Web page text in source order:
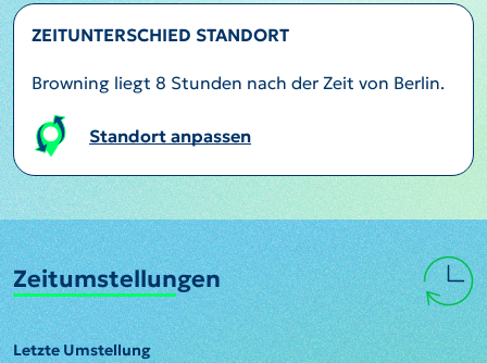
ZEITUNTERSCHIED STANDORT
Browning liegt 8 Stunden nach der Zeit von Berlin.
Standort anpassen
Zeitumstellungen
Letzte Umstellung